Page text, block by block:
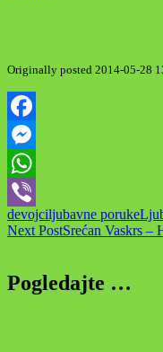
Originally posted 2014-05-28
Facebook
Messenger
WhatsApp
Viber
devojciljubavne poruke
Post
Next PostSrećan Vaskrs –
Pogledajte …